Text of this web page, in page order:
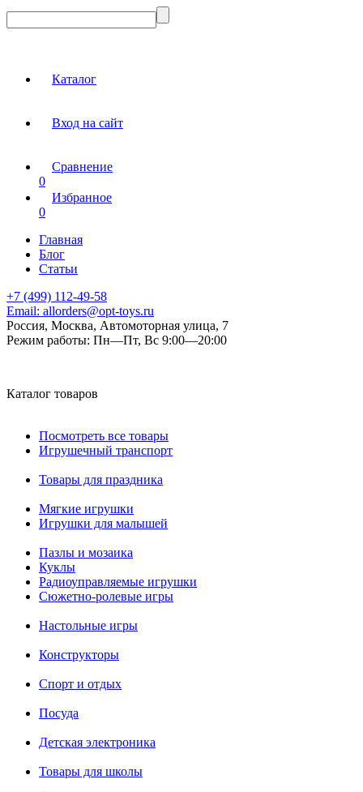
Каталог
Вход на сайт
Сравнение
0
Избранное
0
Главная
Блог
Статьи
+7 (499) 112-49-58
Email: allorders@opt-toys.ru
Россия, Москва, Автомоторная улица, 7
Режим работы: Пн—Пт, Вс 9:00—20:00
Каталог товаров
Посмотреть все товары
Игрушечный транспорт
Товары для праздника
Мягкие игрушки
Игрушки для малышей
Пазлы и мозаика
Куклы
Радиоуправляемые игрушки
Сюжетно-ролевые игры
Настольные игры
Конструкторы
Спорт и отдых
Посуда
Детская электроника
Товары для школы